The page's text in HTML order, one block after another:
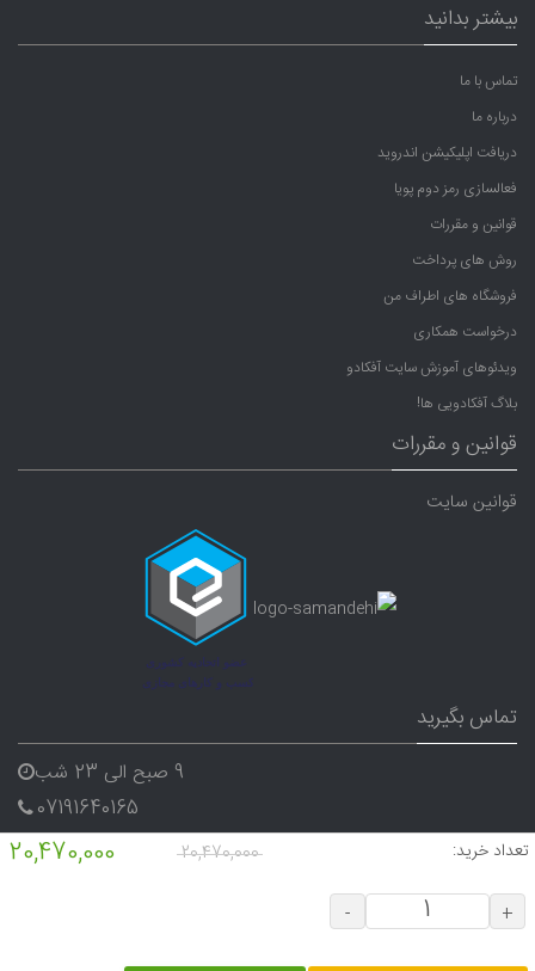
تعداد خرید:
+
-
20,470,000
20,470,000
بیشتر بدانید
تماس با ما
درباره ما
دریافت اپلیکیشن اندروید
فعالسازی رمز دوم پویا
قوانین و مقررات
روش های پرداخت
فروشگاه های اطراف من
درخواست همکاری
ویدئوهای آموزش سایت آفکادو
بلاگ آفکادویی ها!
قوانین و مقررات
قوانین سایت
تماس بگیرید
9 صبح الی 23 شب
07191640165
09338282656